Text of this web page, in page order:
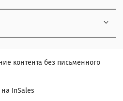
контента без письменного
InSales